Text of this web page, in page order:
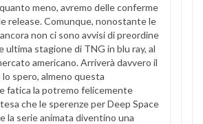
meno, avremo delle conferme
release. Comunque, nonostante le
non ci sono avvisi di preordine
ultima stagione di TNG in blu ray, al
americano. Arriverà davvero il
spero, almeno questa
fatica la potremo felicemente
che le sperenze per Deep Space
la serie animata diventino una